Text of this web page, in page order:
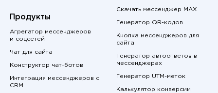
Продукты
Агрегатор мессенджеров
и соцсетей
Чат для сайта
Конструктор чат-ботов
Интеграция мессенджеров с
CRM
Скачать мессенджер MAX
Генератор QR-кодов
Кнопка мессенджеров для
сайта
Генератор автоответов в
мессенджерах
Генератор UTM-меток
Калькулятор конверсии